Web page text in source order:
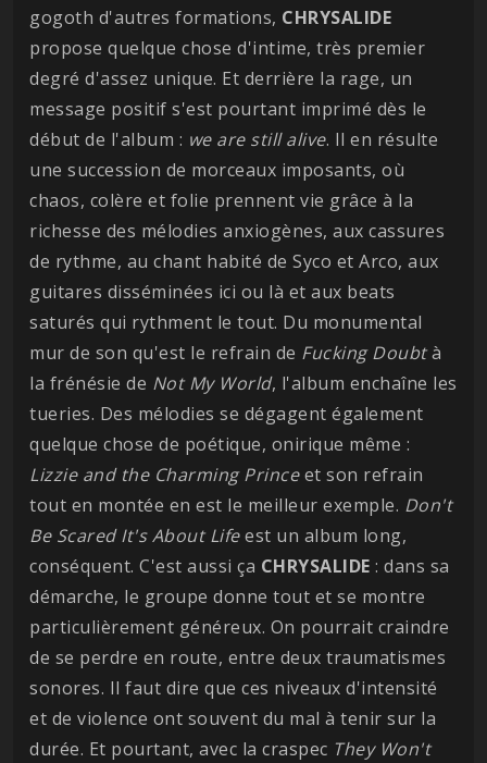
gogoth d'autres formations, CHRYSALIDE
propose quelque chose d'intime, très premier
degré d'assez unique. Et derrière la rage, un
message positif s'est pourtant imprimé dès le
début de l'album : we are still alive. Il en résulte
une succession de morceaux imposants, où
chaos, colère et folie prennent vie grâce à la
richesse des mélodies anxiogènes, aux cassures
de rythme, au chant habité de Syco et Arco, aux
guitares disséminées ici ou là et aux beats
saturés qui rythment le tout. Du monumental
mur de son qu'est le refrain de Fucking Doubtà
la frénésie de Not My World, l'album enchaîne les
tueries. Des mélodies se dégagent également
quelque chose de poétique, onirique même :
Lizzie and the Charming Princeet son refrain
tout en montée en est le meilleur exemple. Don't
Be Scared It's About Lifeest un album long,
conséquent. C'est aussi ça CHRYSALIDE : dans sa
démarche, le groupe donne tout et se montre
particulièrement généreux. On pourrait craindre
de se perdre en route, entre deux traumatismes
sonores. Il faut dire que ces niveaux d'intensité
et de violence ont souvent du mal à tenir sur la
durée. Et pourtant, avec la craspec They Won't